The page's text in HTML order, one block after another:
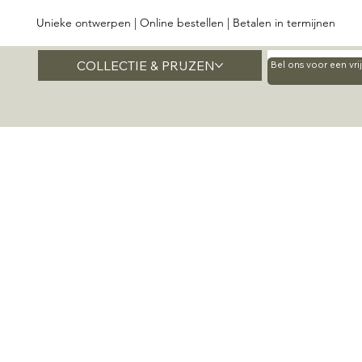
Unieke ontwerpen | Online bestellen | Betalen in termijnen
COLLECTIE & PRIJZEN Home
Bel ons voor een